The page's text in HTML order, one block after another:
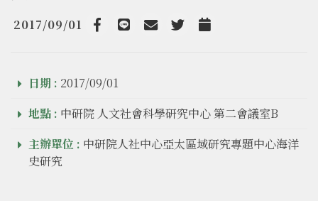
2017/09/01
Facebook TwitterAdd to Calendar
日期 : 2017/09/01
地點 : 中研院 人文社會科學研究中心 第二會議室B
主辦單位 : 中研院人社中心亞太區域研究專題中心海洋
史研究